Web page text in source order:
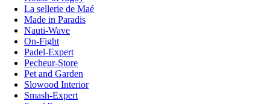
La sellerie de Maé
Made in Paradis
Nauti-Wave
On-Fight
Padel-Expert
Pecheur-Store
Pet and Garden
Slowood Interior
Smash-Expert